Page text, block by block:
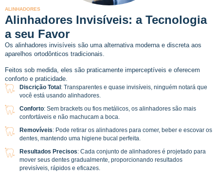
ALINHADORES
Alinhadores Invisíveis: a Tecnologia
a seu Favor
Os alinhadores invisíveis são uma alternativa moderna e discreta aos
aparelhos ortodônticos tradicionais.
Feitos sob medida, eles são praticamente imperceptíveis e oferecem
conforto e praticidade.
Discrição Total: Transparentes e quase invisíveis, ninguém notará que
você está usando alinhadores.
Conforto: Sem brackets ou fios metálicos, os alinhadores são mais
confortáveis e não machucam a boca.
Removíveis: Pode retirar os alinhadores para comer, beber e escovar os
dentes, mantendo uma higiene bucal perfeita.
Resultados Precisos: Cada conjunto de alinhadores é projetado para
mover seus dentes gradualmente, proporcionando resultados
previsíveis, rápidos e eficazes.